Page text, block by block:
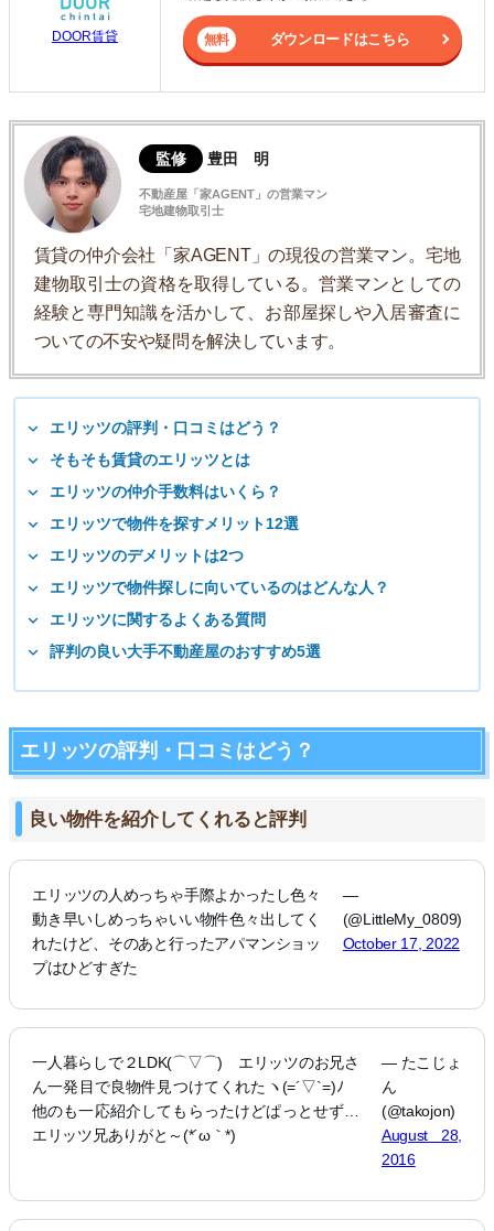
DOOR賃貸 ダウンロードはこちら
監修 豊田 明
不動産屋「家AGENT」の営業マン
宅地建物取引士
賃貸の仲介会社「家AGENT」の現役の営業マン。宅地
建物取引士の資格を取得している。営業マンとしての
経験と専門知識を活かして、お部屋探しや入居審査に
ついての不安や疑問を解決しています。
エリッツの評判・口コミはどう？
そもそも賃貸のエリッツとは
エリッツの仲介手数料はいくら？
エリッツで物件を探すメリット12選
エリッツのデメリットは2つ
エリッツで物件探しに向いているのはどんな人？
エリッツに関するよくある質問
評判の良い大手不動産屋のおすすめ5選
エリッツの評判・口コミはどう？
良い物件を紹介してくれると評判
エリッツの人めっちゃ手際よかったし色々
動き早いしめっちゃいい物件色々出してく
れたけど、そのあと行ったアパマンショッ
プはひどすぎた
—
(@LittleMy_0809)
October 17, 2022
一人暮らしで２LDK(⌒▽⌒) エリッツのお兄さ
ん一発目で良物件見つけてくれたヽ(=´▽`=)ﾉ
他のも一応紹介してもらったけどぱっとせず…
エリッツ兄ありがと～(*´ω｀*)
— たこじょ
ん
(@takojon)
August 28,
2016